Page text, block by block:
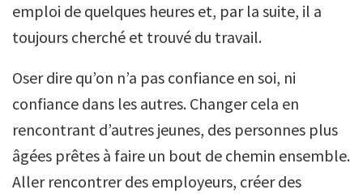
emploi de quelques heures et, par la suite, il a
toujours cherché et trouvé du travail.
Oser dire qu’on n’a pas confiance en soi, ni
confiance dans les autres. Changer cela en
rencontrant d’autres jeunes, des personnes plus
âgées prêtes à faire un bout de chemin ensemble.
Aller rencontrer des employeurs, créer des